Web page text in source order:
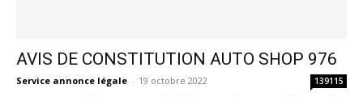
AVIS DE CONSTITUTION AUTO SHOP 976
Service annonce légale - 19 octobre 2022 139115